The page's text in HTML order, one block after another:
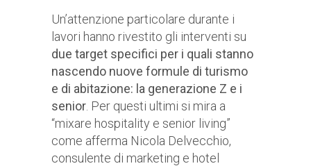
Un’attenzione particolare durante i
lavori hanno rivestito gli interventi su
due target specifici per i quali stanno
nascendo nuove formule di turismo
e di abitazione: la generazione Z e i
senior . Per questi ultimi si mira a
“mixare hospitality e senior living”
come afferma Nicola Delvecchio,
consulente di marketing e hotel